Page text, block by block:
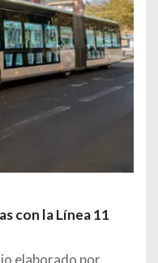
con la Línea 11
elaborado por